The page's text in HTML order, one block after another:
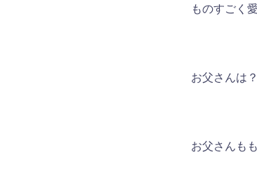
ものすごく
お父さんは？
お父さんも